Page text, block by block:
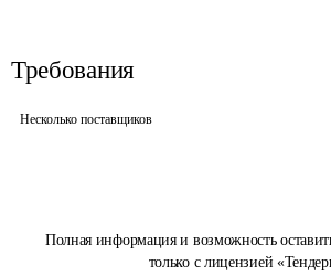
Полная информация и возможность
только с лицензией
Требования
Несколько поставщиков